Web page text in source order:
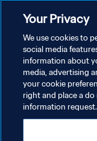
Weltmeisterschaft™.
2025 um 19:00 Uhr
DATENSCHUTZ
Your Privacy
We use cookies to
social media
information about
media, advertising
your cookie
right and place a
information request.